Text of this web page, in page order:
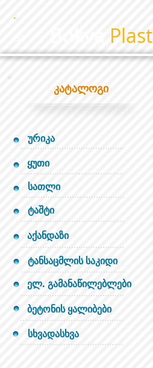
Plast
კატალოგი
ურიკა
ყუთი
სათლი
ტაშტი
აქანდაზი
ტანსაცმლის საკიდი
ელ. გამანაწილებლები
ბეტონის ყალიბები
სხვადასხვა